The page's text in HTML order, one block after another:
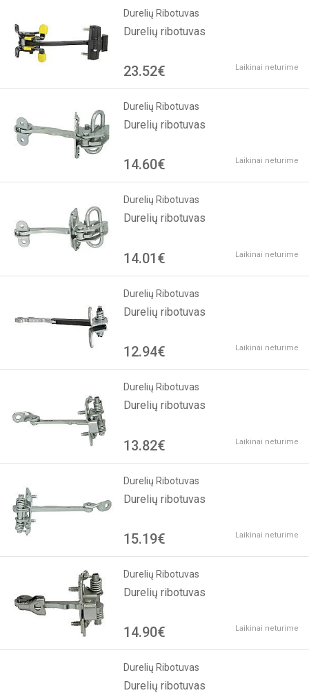
Durelių Ribotuvas
Durelių ribotuvas
23.52€ Laikinai neturime
Durelių Ribotuvas
Durelių ribotuvas
14.60€ Laikinai neturime
Durelių Ribotuvas
Durelių ribotuvas
14.01€ Laikinai neturime
Durelių Ribotuvas
Durelių ribotuvas
12.94€ Laikinai neturime
Durelių Ribotuvas
Durelių ribotuvas
13.82€ Laikinai neturime
Durelių Ribotuvas
Durelių ribotuvas
15.19€ Laikinai neturime
Durelių Ribotuvas
Durelių ribotuvas
14.90€ Laikinai neturime
Durelių Ribotuvas
Durelių ribotuvas